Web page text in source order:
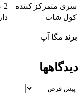
سری متمرکز کننده
2 عدد دارد
کول شات
برند مگا آپ
دیدگاهها